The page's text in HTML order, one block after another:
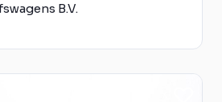
B.V.